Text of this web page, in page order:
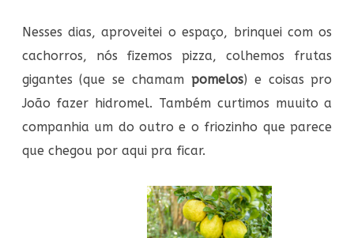
Nesses dias, aproveitei o espaço, brinquei com os
cachorros, nós fizemos pizza, colhemos frutas
gigantes (que se chamam pomelos) e coisas pro
João fazer hidromel. Também curtimos muuito a
companhia um do outro e o friozinho que parece
que chegou por aqui pra ficar.